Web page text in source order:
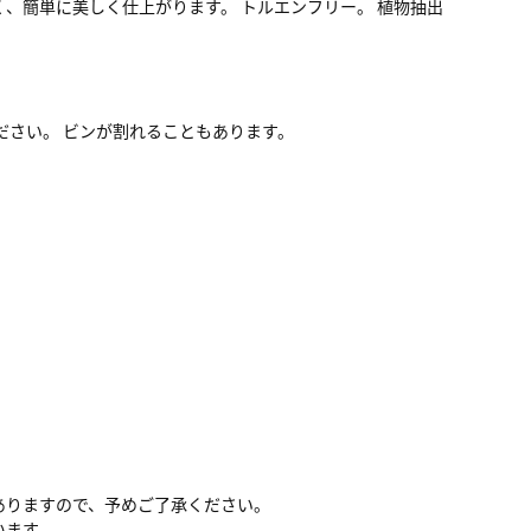
簡単に美しく仕上がります。 トルエンフリー。 植物抽出
い。 ビンが割れることもあります。
ますので、予めご了承ください。